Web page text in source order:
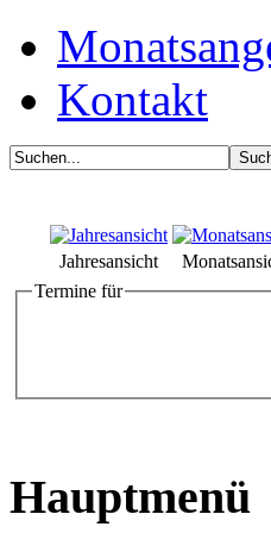
Kontakt
Jahresansicht
Termine für
Hauptmenü